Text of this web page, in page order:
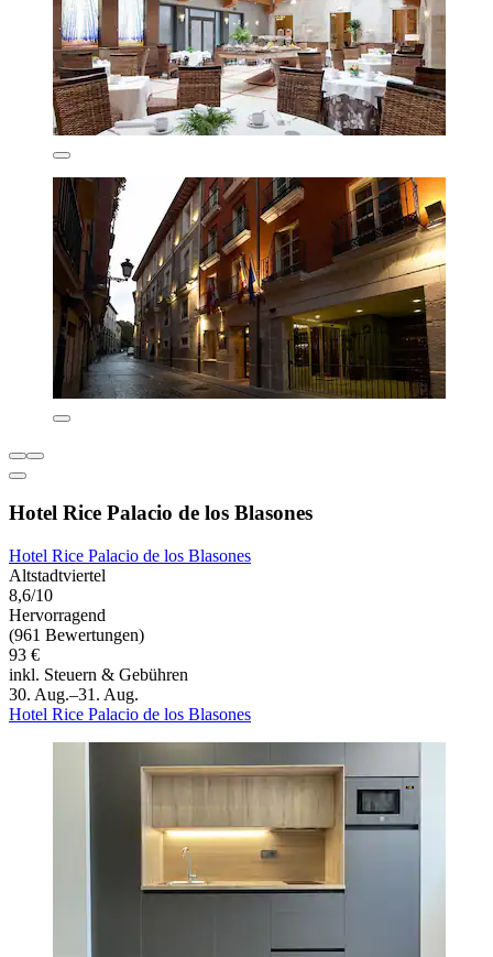
Hotel Rice Palacio de los Blasones
Hotel Rice Palacio de los Blasones
Altstadtviertel
8,6/10
Hervorragend
(961 Bewertungen)
93 €
inkl. Steuern & Gebühren
30. Aug.–31. Aug.
Hotel Rice Palacio de los Blasones